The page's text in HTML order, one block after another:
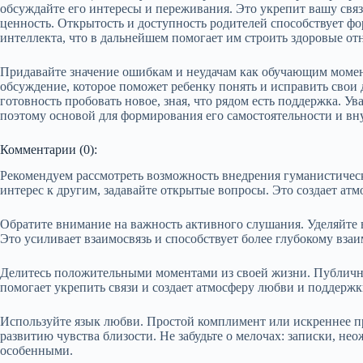
обсуждайте его интересы и переживания. Это укрепит вашу
ценность. Открытость и доступность родителей способствует
интеллекта, что в дальнейшем помогает им строить здоровые
Придавайте значение ошибкам и неудачам как обучающим
обсуждение, которое поможет ребенку понять и исправить
готовность пробовать новое, зная, что рядом есть поддержка.
поэтому основой для формирования его самостоятельности и
Комментарии (0):
Рекомендуем рассмотреть возможность внедрения
интерес к другим, задавайте открытые вопросы. Это создает
Обратите внимание на важность активного слушания.
Это усиливает взаимосвязь и способствует более глубокому
Делитесь положительными моментами из своей жизни.
помогает укрепить связи и создает атмосферу любви и
Используйте язык любви. Простой комплимент или искреннее
развитию чувства близости. Не забудьте о мелочах: записки,
особенными.